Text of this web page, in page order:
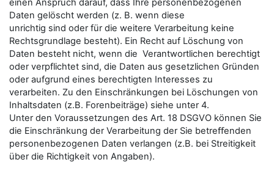
einen Anspruch darauf, dass Ihre personenbezogenen
Daten gelöscht werden (z. B. wenn diese
unrichtig sind oder für die weitere Verarbeitung keine
Rechtsgrundlage besteht). Ein Recht auf Löschung von
Daten besteht nicht, wenn die Verantwortlichen berechtigt
oder verpflichtet sind, die Daten aus gesetzlichen Gründen
oder aufgrund eines berechtigten Interesses zu
verarbeiten. Zu den Einschränkungen bei Löschungen von
Inhaltsdaten (z.B. Forenbeiträge) siehe unter 4.
Unter den Voraussetzungen des Art. 18 DSGVO können Sie
die Einschränkung der Verarbeitung der Sie betreﬀenden
personenbezogenen Daten verlangen (z.B. bei Streitigkeit
über die Richtigkeit von Angaben).